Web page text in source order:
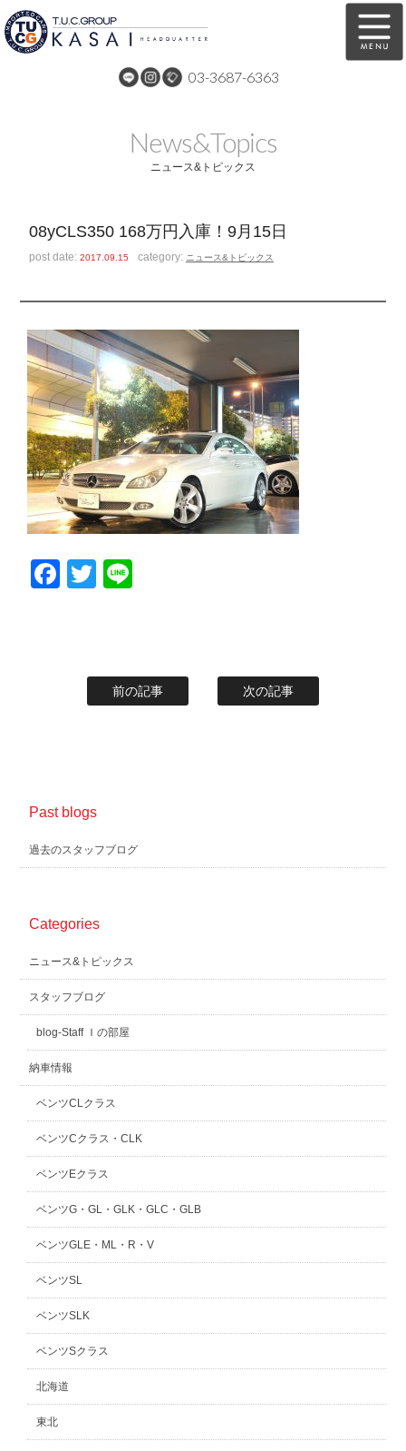
03-3687-6363
全国納車 特別作業
スタッフ紹介
お問い合わせ 会社概要
スタッフblog 納車blog
ホーム T.U.C.GROUP
News&Topics
ニュース&トピックス
08yCLS350 168万円入庫！9月15日
post date:2017.09.15 category: ニュース&トピックス
Facebook
Twitter
前の記事 次の記事
Past blogs
過去のスタッフブログ
Categories
ニュース&トピックス
スタッフブログ
blog-Staff Ｉの部屋
納車情報
ベンツCLクラス
ベンツCクラス・CLK
ベンツEクラス
ベンツG・GL・GLK・GLC・GLB
ベンツGLE・ML・R・V
ベンツSL
ベンツSLK
ベンツSクラス
北海道
東北